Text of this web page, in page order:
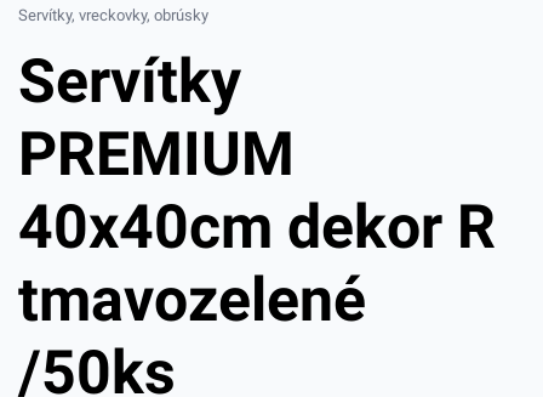
Servítky, vreckovky, obrúsky
Servítky
PREMIUM
40x40cm dekor R
tmavozelené
/50ks